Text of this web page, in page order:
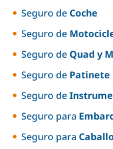
Seguro deCoche
Seguro de
Seguro deQuad y
Seguro de Patinete
Seguro de
Seguro para
Seguro para